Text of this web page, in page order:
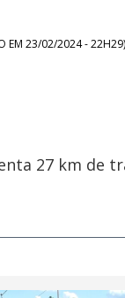
EM 23/02/2024 - 22H29)
27 km de